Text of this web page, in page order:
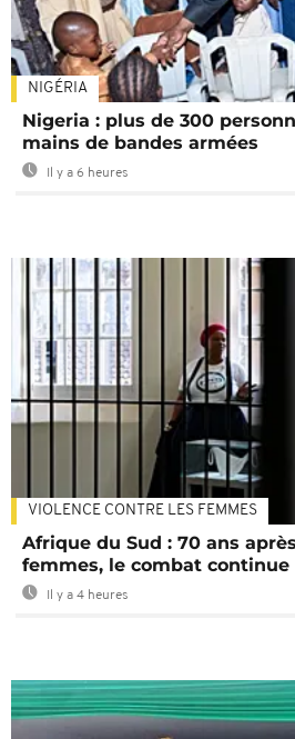
NIGÉRIA
Nigeria : plus de 300
mains de bandes armées
Il y a 6 heures
VIOLENCE CONTRE LES FEMMES
Afrique du Sud : 70 ans
femmes, le combat continue
Il y a 4 heures